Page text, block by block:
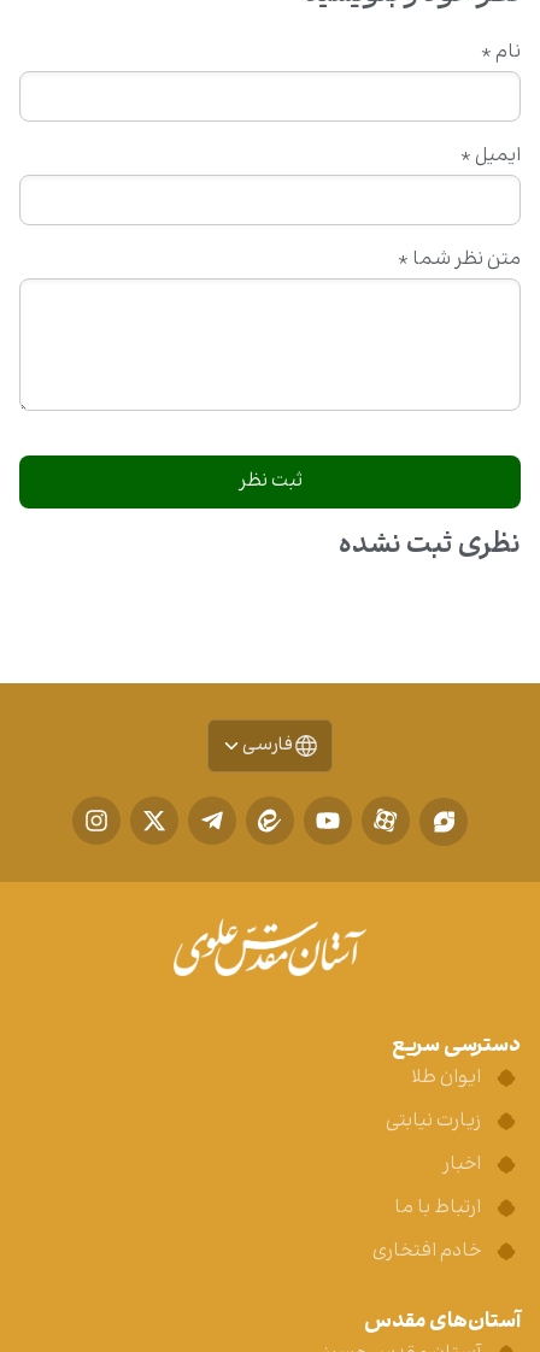
متن نظر شما *
نام *
ایمیل *
نظری ثبت نشده
فارسی
دسترسی سریع
ایوان طلا
زیارت نیابتی
اخبار
ارتباط با ما
خادم افتخاری
آستان‌های مقدس